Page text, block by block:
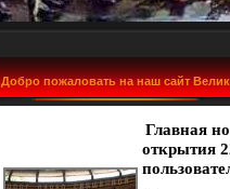
Добро пожаловать на наш сайт
Главная
открытия